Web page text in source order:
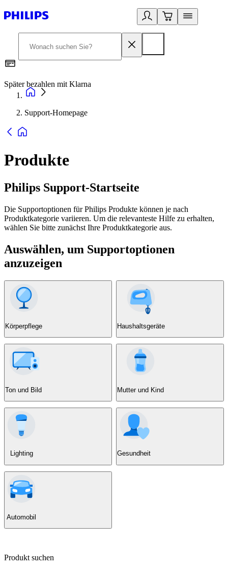
Später bezahlen mit Klarna
Support-Homepage
Produkte
Philips Support-Startseite
Die Supportoptionen für Philips Produkte können je nach
Produktkategorie variieren. Um die relevanteste Hilfe zu erhalten,
wählen Sie bitte zunächst Ihre Produktkategorie aus.
Auswählen, um Supportoptionen
anzuzeigen
Körperpflege Haushaltsgeräte
Ton und Bild Mutter und Kind
Lighting Gesundheit
Automobil
Produkt suchen